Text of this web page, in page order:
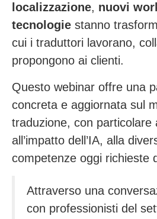
localizzazione, nuovi
tecnologie stanno
cui i traduttori lavorano,
propongono ai clienti.
Questo webinar offre una
concreta e aggiornata sul
traduzione, con particolare
all’impatto dell’IA, alla
competenze oggi richieste
Attraverso una
con professionisti del